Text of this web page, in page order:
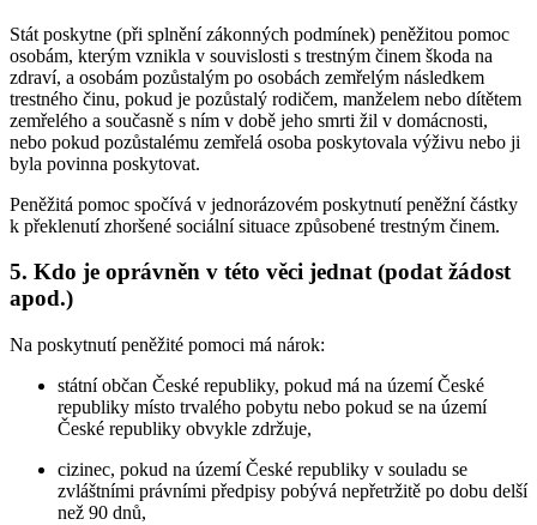
Stát poskytne (při splnění zákonných podmínek) peněžitou pomoc
osobám, kterým vznikla v souvislosti s trestným činem škoda na
zdraví, a osobám pozůstalým po osobách zemřelým následkem
trestného činu, pokud je pozůstalý rodičem, manželem nebo dítětem
zemřelého a současně s ním v době jeho smrti žil v domácnosti,
nebo pokud pozůstalému zemřelá osoba poskytovala výživu nebo ji
byla povinna poskytovat.
Peněžitá pomoc spočívá v jednorázovém poskytnutí peněžní částky
k překlenutí zhoršené sociální situace způsobené trestným činem.
5. Kdo je oprávněn v této věci jednat (podat žádost
apod.)
Na poskytnutí peněžité pomoci má nárok:
státní občan České republiky, pokud má na území České
republiky místo trvalého pobytu nebo pokud se na území
České republiky obvykle zdržuje,
cizinec, pokud na území České republiky v souladu se
zvláštními právními předpisy pobývá nepřetržitě po dobu delší
než 90 dnů,